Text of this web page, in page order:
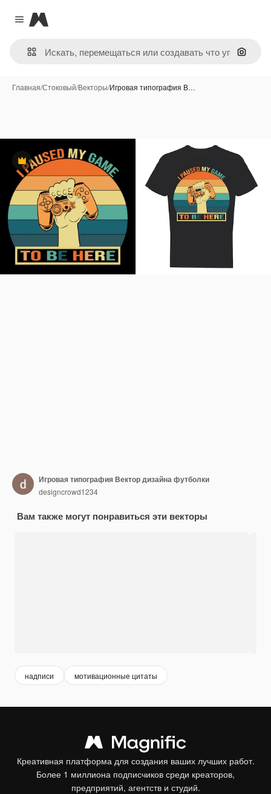
Close menu
Magnific
Поиск
Главная/Стоковый/Векторы/Игровая типография В…
Премиум
Игровая типография Вектор дизайна футболки
designcrowd1234
Вам также могут понравиться эти векторы
надписи мотивационные цитаты
Креативная платформа для создания ваших лучших работ.
Более 1 миллиона подписчиков среди креаторов,
предприятий, агентств и студий.